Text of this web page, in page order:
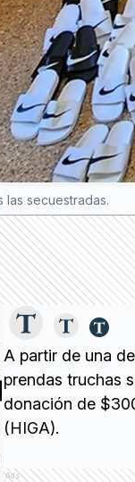
las secuestradas.
A partir de una
prendas truchas
donación de
(HIGA).
Ads